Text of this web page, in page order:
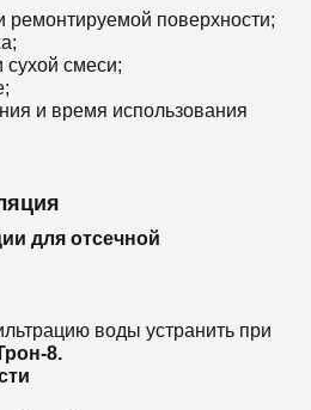
ремонтируемой поверхности;
сухой смеси;
и время использования
для отсечной
воды устранить при
8.